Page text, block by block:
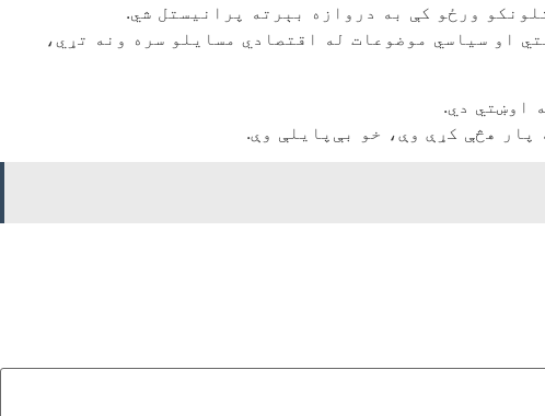
ورځو کې به دروازه بېرته پرانیستل شي.
او سیاسي موضوعات له اقتصادي مسایلو سره ونه تړي،
اوښتي دي.
پار هڅې کړې وې، خو بې‌پایلې وې.